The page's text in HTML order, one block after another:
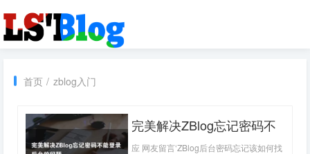
首页 / zblog入门
完美解决ZBlog忘记密码不
能登录后台的问题
应 网友留言‘ZBlog后台密码忘记该如何找